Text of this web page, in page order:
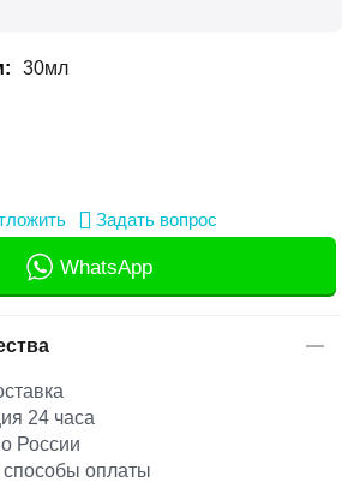
30мл
Задать вопрос
WhatsApp
24 часа
России
оплаты